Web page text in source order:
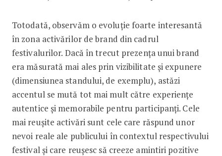
Totodată, observăm o evoluție foarte interesantă
în zona activărilor de brand din cadrul
festivalurilor. Dacă în trecut prezența unui brand
era măsurată mai ales prin vizibilitate și expunere
(dimensiunea standului, de exemplu), astăzi
accentul se mută tot mai mult către experiențe
autentice și memorabile pentru participanți. Cele
mai reușite activări sunt cele care răspund unor
nevoi reale ale publicului în contextul respectivului
festival și care reușesc să creeze amintiri pozitive